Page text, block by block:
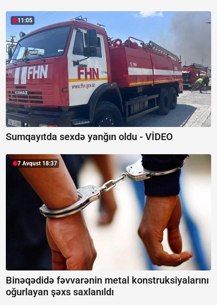
11:05
Sumqayıtda sexdə yanğın oldu - VİDEO
7 Avqust 18:37
Binəqədidə fəvvarənin metal konstruksiyalarını
oğurlayan şəxs saxlanıldı